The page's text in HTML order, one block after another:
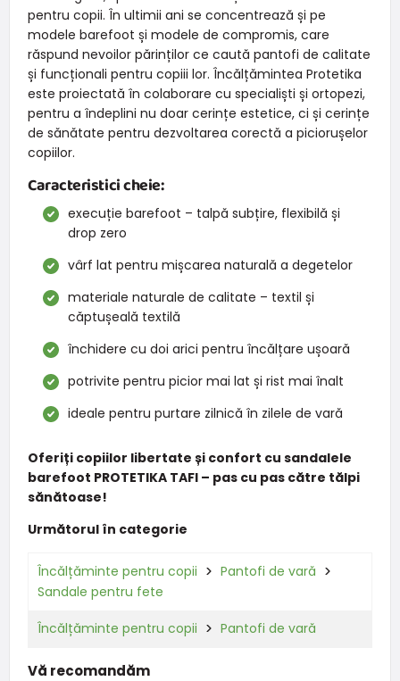
pentru copii. În ultimii ani se concentrează și pe
modele barefoot și modele de compromis, care
răspund nevoilor părinților ce caută pantofi de calitate
și funcționali pentru copiii lor. Încălțămintea Protetika
este proiectată în colaborare cu specialiști și ortopezi,
pentru a îndeplini nu doar cerințe estetice, ci și cerințe
de sănătate pentru dezvoltarea corectă a piciorușelor
copiilor.
Caracteristici cheie:
execuție barefoot – talpă subțire, flexibilă și
drop zero
vârf lat pentru mișcarea naturală a degetelor
materiale naturale de calitate – textil și
căptușeală textilă
închidere cu doi arici pentru încălțare ușoară
potrivite pentru picior mai lat și rist mai înalt
ideale pentru purtare zilnică în zilele de vară
Oferiți copiilor libertate și confort cu sandalele
barefoot PROTETIKA TAFI – pas cu pas către tălpi
sănătoase!
Următorul în categorie
Încălțăminte pentru copii
Pantofi de vară
Sandale pentru fete
Încălțăminte pentru copii Pantofi de vară
Vă recomandăm